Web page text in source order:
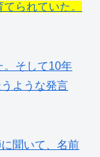
られていた。
。そして10年
ような発言
に聞いて、名前